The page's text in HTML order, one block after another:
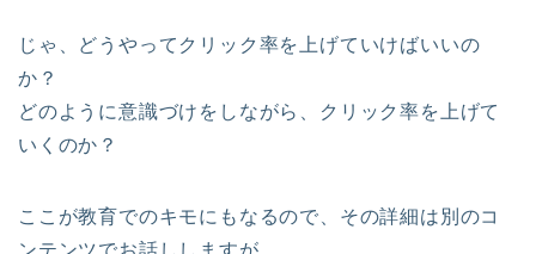
じゃ、どうやってクリック率を上げていけばいいの
か？
どのように意識づけをしながら、クリック率を上げて
いくのか？
ここが教育でのキモにもなるので、その詳細は別のコ
ンテンツでお話ししますが、